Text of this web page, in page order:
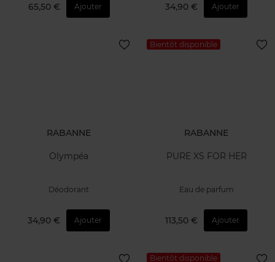
65,50 € Ajouter 34,90 € Ajouter
RABANNE
Olympéa
Déodorant
34,90 € Ajouter
Bientôt disponible
RABANNE
PURE XS FOR HER
Eau de parfum
113,50 € Ajouter
Bientôt disponible